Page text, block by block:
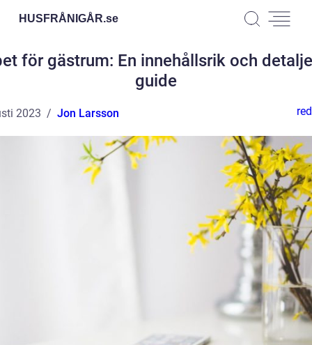
HUSFRÅNIGÅR.se
för gästrum: En innehållsrik och
guide
2023 Jon Larsson